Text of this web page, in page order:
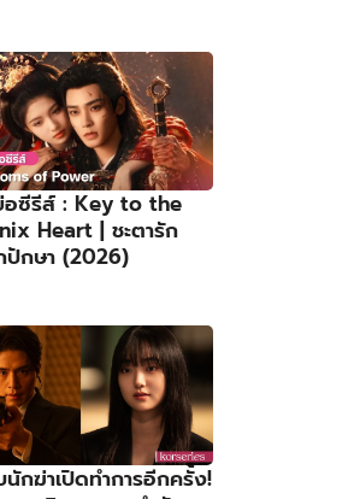
อซีรีส์ : Key to the
Heart | ชะตารัก
ปักษา (2026)
นักฆ่าเปิดทำการอีกครั้ง!